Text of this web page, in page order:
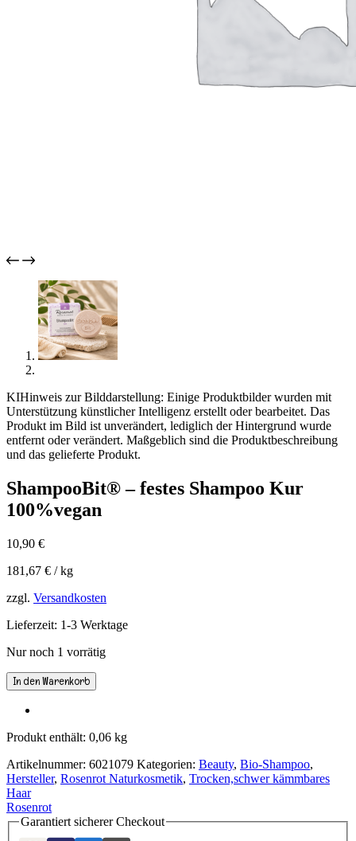
KIHinweis zur Bilddarstellung: Einige Produktbilder wurden mit
Unterstützung künstlicher Intelligenz erstellt oder bearbeitet. Das
Produkt im Bild ist unverändert, lediglich der Hintergrund wurde
entfernt oder verändert. Maßgeblich sind die Produktbeschreibung
und das gelieferte Produkt.
ShampooBit® – festes Shampoo Kur
100%vegan
10,90 €
181,67 € /kg
zzgl. Versandkosten
Lieferzeit: 1-3 Werktage
Nur noch 1 vorrätig
ShampooBit®
-
festes
Kur
Menge
In den Warenkorb
Produkt enthält: 0,06 kg
Artikelnummer: 6021079 Kategorien: Beauty, Bio-Shampoo,
Hersteller, Rosenrot Naturkosmetik, Trocken,schwer kämmbares
Haar
Rosenrot
Garantiert sicherer Checkout